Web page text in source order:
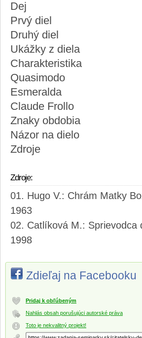
Dej
Prvý diel
Druhý diel
Ukážky z diela
Charakteristika
Quasimodo
Esmeralda
Claude Frollo
Znaky obdobia
Názor na dielo
Zdroje
Zdroje:
Hugo V.: Chrám Matky
1963
Catlíková M.: Sprievodca
1998
Zdieľaj na Facebooku
Pridaj k obľúbeným
Nahlás obsah porušujúci autorské práva
Toto je nekvalitný projekt!